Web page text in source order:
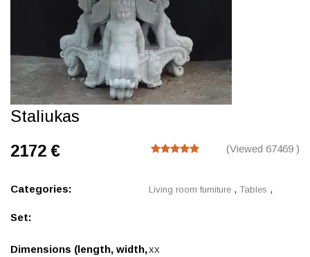
Staliukas
(Viewed 67469 )
2172 €
Categories: Living room furniture , Tables ,
Set:
Dimensions (length, width,xx